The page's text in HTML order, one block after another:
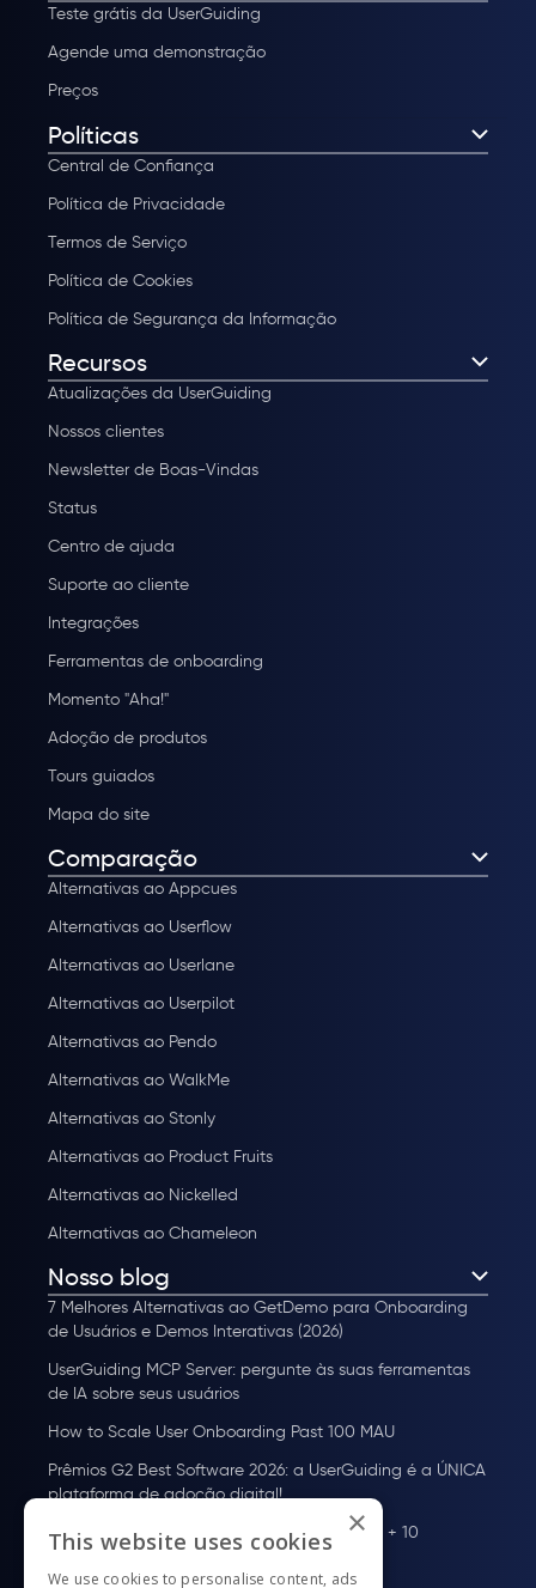
Teste grátis da UserGuiding
Agende uma demonstração
Preços
Políticas
Central de Confiança
Política de Privacidade
Termos de Serviço
Política de Cookies
Política de Segurança da Informação
Recursos
Atualizações da UserGuiding
Nossos clientes
Newsletter de Boas-Vindas
Status
Centro de ajuda
Suporte ao cliente
Integrações
Ferramentas de onboarding
Momento "Aha!"
Adoção de produtos
Tours guiados
Mapa do site
Comparação
Alternativas ao Appcues
Alternativas ao Userflow
Alternativas ao Userlane
Alternativas ao Userpilot
Alternativas ao Pendo
Alternativas ao WalkMe
Alternativas ao Stonly
Alternativas ao Product Fruits
Alternativas ao Nickelled
Alternativas ao Chameleon
Nosso blog
7 Melhores Alternativas ao GetDemo para Onboarding
de Usuários e Demos Interativas (2026)
UserGuiding MCP Server: pergunte às suas ferramentas
de IA sobre seus usuários
How to Scale User Onboarding Past 100 MAU
Prêmios G2 Best Software 2026: a UserGuiding é a ÚNICA
plataforma de adoção digital!
Plataforma de adoção de usuários: o que é + 10
melhores ferramentas para 2026
×
This website uses cookies
We use cookies to personalise content, ads